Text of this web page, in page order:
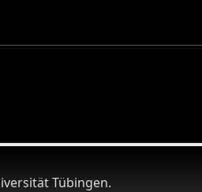
Tübingen.